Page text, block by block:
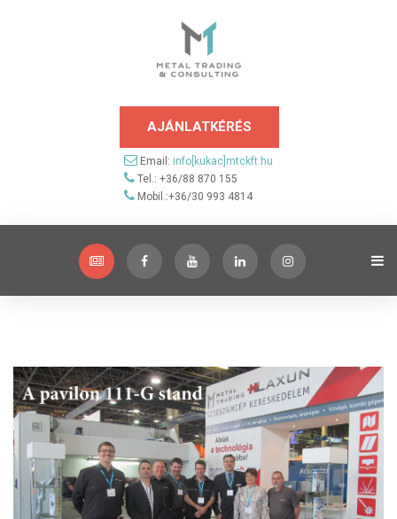
AJÁNLATKÉRÉS
Email: info[kukac]mtckft.hu
Tel.: +36/88 870 155
Mobil.:+36/30 993 4814